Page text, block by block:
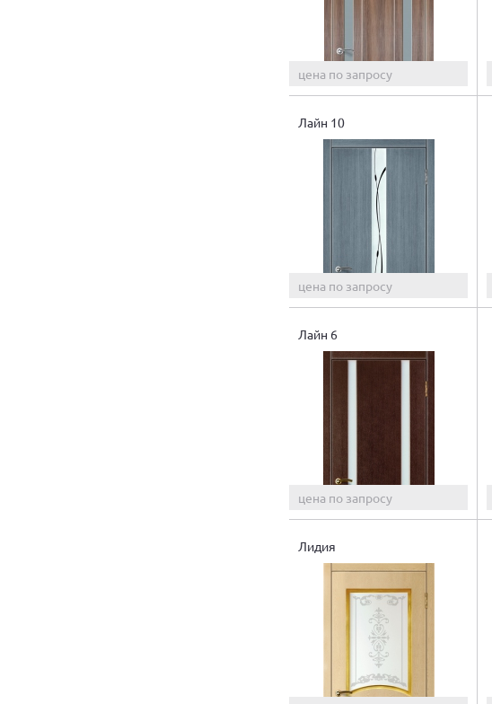
цена по запросу
Лайн 10
цена по запросу
Лайн 6
цена по запросу
Лидия